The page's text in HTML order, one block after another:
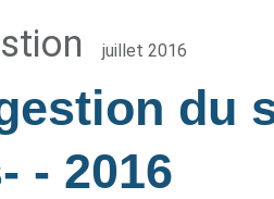
juillet 2016
du
- 2016